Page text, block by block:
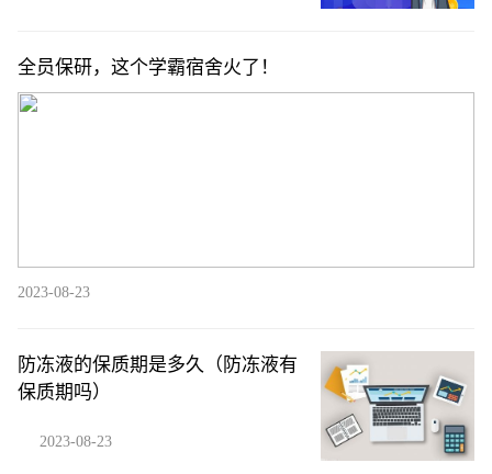
全员保研，这个学霸宿舍火了！
2023-08-23
防冻液的保质期是多久（防冻液有
保质期吗）
2023-08-23